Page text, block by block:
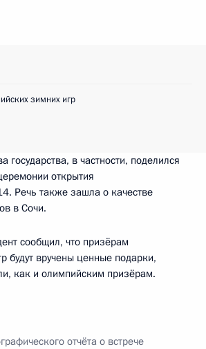
зимних игр
государства, в частности, поделился
открытия
Речь также зашла о качестве
в Сочи.
сообщил, что призёрам
будут вручены ценные подарки,
как и олимпийским призёрам.
отчёта о встрече